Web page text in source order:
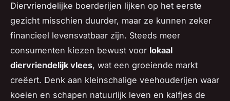
Diervriendelijke boerderijen lijken op het eerste
gezicht misschien duurder, maar ze kunnen zeker
financieel levensvatbaar zijn. Steeds meer
consumenten kiezen bewust voor lokaal
diervriendelijk vlees, wat een groeiende markt
creëert. Denk aan kleinschalige veehouderijen waar
koeien en schapen natuurlijk leven en kalfjes de